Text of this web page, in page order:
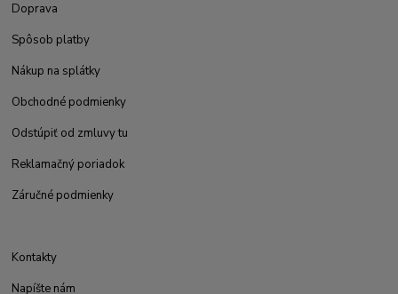
Doprava
Spôsob platby
Nákup na splátky
Obchodné podmienky
Odstúpiť od zmluvy tu
Reklamačný poriadok
Záručné podmienky
Kontakty
Napíšte nám